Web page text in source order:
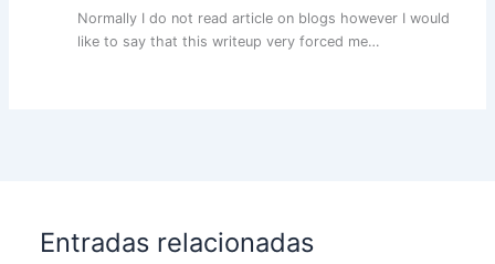
Normally I do not read article on blogs however I would
like to say that this writeup very forced me…
Entradas relacionadas